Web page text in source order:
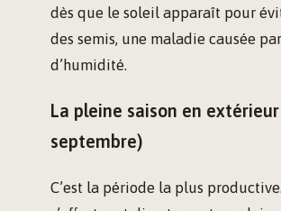
dès que le soleil apparaît pour
des semis, une maladie causée
d’humidité.
La pleine saison en
septembre)
C’est la période la plus